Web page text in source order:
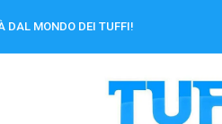
DAL MONDO DEI TUFFI!